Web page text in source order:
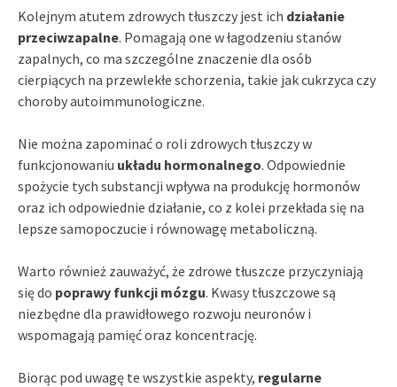
Kolejnym atutem zdrowych tłuszczy jest ich działanie
przeciwzapalne. Pomagają one w łagodzeniu stanów
zapalnych, co ma szczególne znaczenie dla osób
cierpiących na przewlekłe schorzenia, takie jak cukrzyca czy
choroby autoimmunologiczne.
Nie można zapominać o roli zdrowych tłuszczy w
funkcjonowaniu układu hormonalnego. Odpowiednie
spożycie tych substancji wpływa na produkcję hormonów
oraz ich odpowiednie działanie, co z kolei przekłada się na
lepsze samopoczucie i równowagę metaboliczną.
Warto również zauważyć, że zdrowe tłuszcze przyczyniają
się do poprawy funkcji mózgu. Kwasy tłuszczowe są
niezbędne dla prawidłowego rozwoju neuronów i
wspomagają pamięć oraz koncentrację.
Biorąc pod uwagę te wszystkie aspekty, regularne